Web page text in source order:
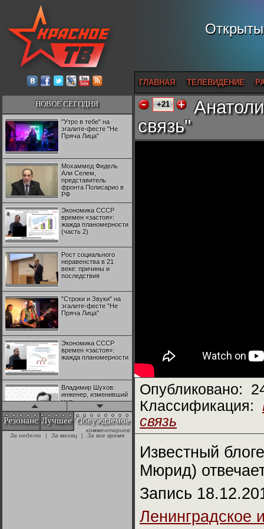
ГЛАВНАЯ ТЕЛЕВИДЕНИЕ
НОВОЕ СЕГОДНЯ
"Утро в тебе" на
эгалите-фесте "Не
Пряча Лица"
Мохаммед Фидель
Али Селем,
представитель
фронта Полисарио в
РФ
Экономика СССР
времен «застоя»:
жажда планомерности
(часть 2)
Рост социального
неравенства в 21
веке: причины и
последствия
"Строки и Звуки" на
эгалите-фесте "Не
Пряча Лица"
Экономика СССР
времен «застоя»:
жажда планомерности
Владимир Шухов:
инженер, изменивший
мир
"Аркадий Коц" на
эгалите-фесте "Не
Резонанс Лучшее Обсуждаемое
комментариев:
За неделю
| За месяц | За все время
+21
связь"
Опубликовано:
Классификация:
связь
Известный
Мюрид)
Запись
Ленинградское